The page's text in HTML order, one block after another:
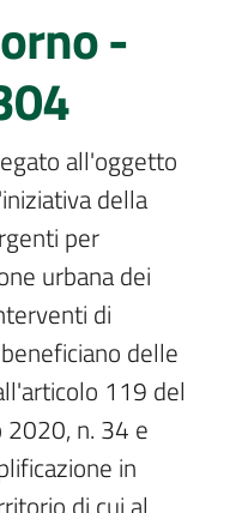
-
all'oggetto
della
per
urbana dei
di
delle
119 del
n. 34 e
in